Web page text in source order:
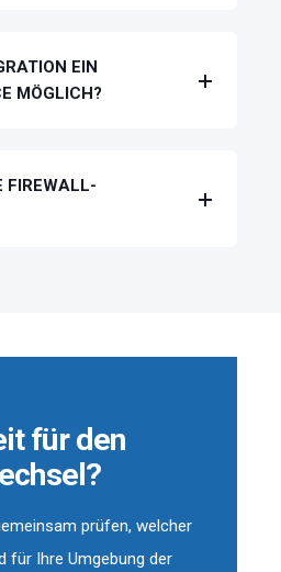
EIN
MÖGLICH?
FIREWALL-
für den
prüfen, welcher
für Ihre Umgebung der